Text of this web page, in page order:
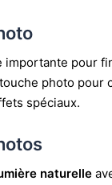
importante pour
photo
spéciaux.
naturelle